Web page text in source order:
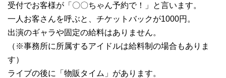
受付でお客様が「〇〇ちゃん予約で！」と言います。
一人お客さんを呼ぶと、チケットバックが1000円。
出演のギャラや固定の給料はありません。
（※事務所に所属するアイドルは給料制の場合もありま
す）
ライブの後に「物販タイム」があります。